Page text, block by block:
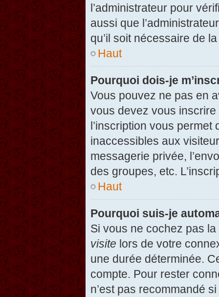
l’administrateur pour
aussi que
qu’il soit nécessaire de
Haut
Pourquoi dois-je
Vous pouvez ne pas en
vous devez vous
l’inscription vous
inaccessibles aux
messagerie privée,
des groupes, etc.
Haut
Pourquoi suis-je
Si vous ne cochez pas
visite lors de votre
une durée déterminée.
compte. Pour rester
n’est pas recommandé